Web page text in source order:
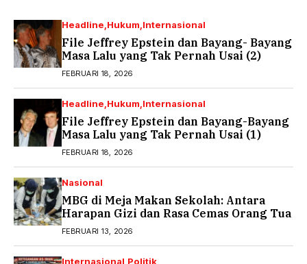
Headline Hukum Internasional
File Jeffrey Epstein dan Bayang- Bayang
Masa Lalu yang Tak Pernah Usai (2)
FEBRUARI 18, 2026
Headline Hukum Internasional
File Jeffrey Epstein dan Bayang-Bayang
Masa Lalu yang Tak Pernah Usai (1)
FEBRUARI 18, 2026
Nasional
MBG di Meja Makan Sekolah: Antara
Harapan Gizi dan Rasa Cemas Orang Tua
FEBRUARI 13, 2026
Internasional Politik